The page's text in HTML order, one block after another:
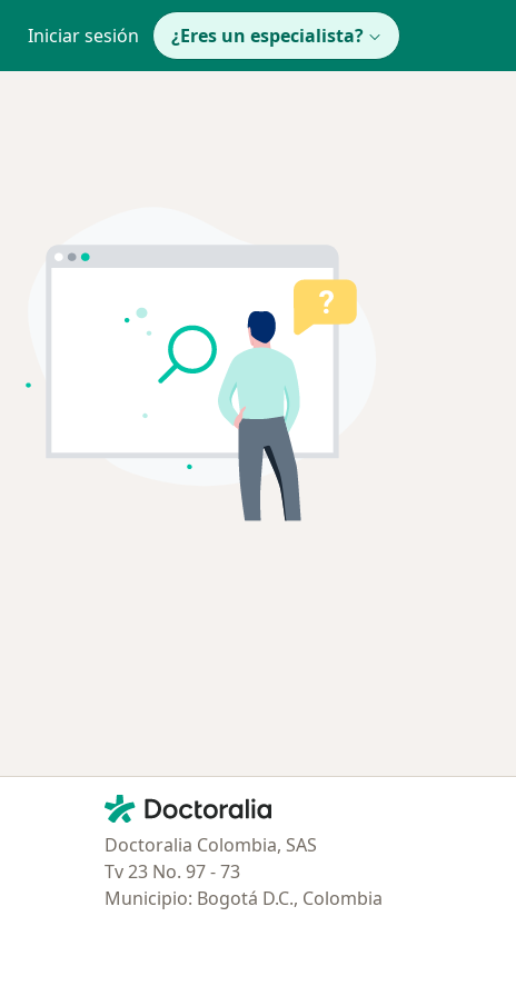
Iniciar sesión ¿Eres un especialista?
Contacto
Doctoralia - Página de inicio
Doctoralia Colombia, SAS
Tv 23 No. 97 - 73
Municipio: Bogotá D.C., Colombia